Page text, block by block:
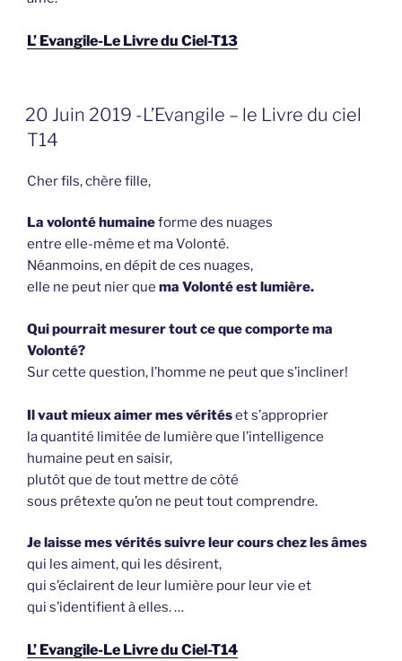
L’ Evangile-Le Livre du Ciel-T13
GEPLAATST
OP
20 Juin 2019 -L’Evangile – le Livre du ciel
T14
Cher fils, chère fille,
La volonté humaineforme des nuages
entre elle-même et ma Volonté.
Néanmoins, en dépit de ces nuages,
elle ne peut nier que ma Volonté est lumière.
Qui pourrait mesurer tout ce que comporte ma
Volonté?
Sur cette question, l’homme ne peut que s’incliner!
Il vaut mieux aimer mes véritéset s’approprier
la quantité limitée de lumière que l’intelligence
humaine peut en saisir,
plutôt que de tout mettre de côté
sous prétexte qu’on ne peut tout comprendre.
Je laisse mes vérités suivre leur courschez les âmes
qui les aiment, qui les désirent,
qui s’éclairent de leur lumière pour leur vie et
qui s’identifient à elles. …
L’ Evangile-Le Livre du Ciel-T14